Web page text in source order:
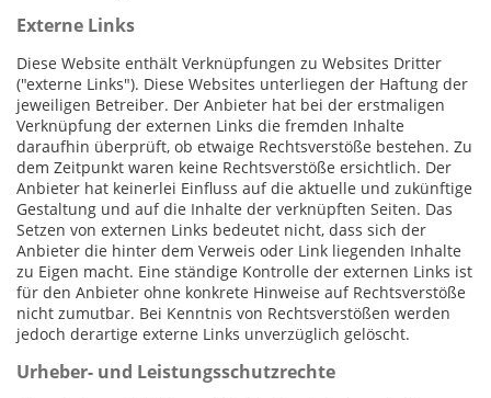
Externe Links
Diese Website enthält Verknüpfungen zu Websites Dritter
("externe Links"). Diese Websites unterliegen der Haftung der
jeweiligen Betreiber. Der Anbieter hat bei der erstmaligen
Verknüpfung der externen Links die fremden Inhalte
daraufhin überprüft, ob etwaige Rechtsverstöße bestehen. Zu
dem Zeitpunkt waren keine Rechtsverstöße ersichtlich. Der
Anbieter hat keinerlei Einfluss auf die aktuelle und zukünftige
Gestaltung und auf die Inhalte der verknüpften Seiten. Das
Setzen von externen Links bedeutet nicht, dass sich der
Anbieter die hinter dem Verweis oder Link liegenden Inhalte
zu Eigen macht. Eine ständige Kontrolle der externen Links ist
für den Anbieter ohne konkrete Hinweise auf Rechtsverstöße
nicht zumutbar. Bei Kenntnis von Rechtsverstößen werden
jedoch derartige externe Links unverzüglich gelöscht.
Urheber- und Leistungsschutzrechte